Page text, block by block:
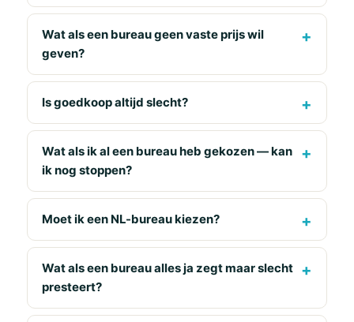
Wat als een bureau geen vaste prijs wil
geven?
Is goedkoop altijd slecht?
Wat als ik al een bureau heb gekozen — kan
ik nog stoppen?
Moet ik een NL-bureau kiezen?
Wat als een bureau alles ja zegt maar slecht
presteert?